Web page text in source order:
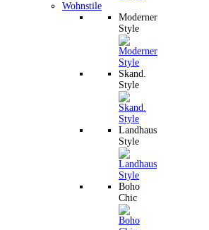
Wohnstile
Moderner
Style
Skand.
Style
Landhaus
Style
Boho
Chic